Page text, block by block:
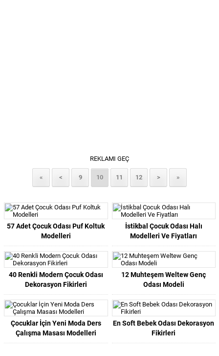
REKLAMI GEÇ
« < 9 10 11 12 > »
57 Adet Çocuk Odası Puf Koltuk
Modelleri
İstikbal Çocuk Odası Halı
Modelleri Ve Fiyatları
40 Renkli Modern Çocuk Odası
Dekorasyon Fikirleri
12 Muhteşem Weltew Genç
Odası Modeli
Çocuklar İçin Yeni Moda Ders
Çalışma Masası Modelleri
En Soft Bebek Odası Dekorasyon
Fikirleri